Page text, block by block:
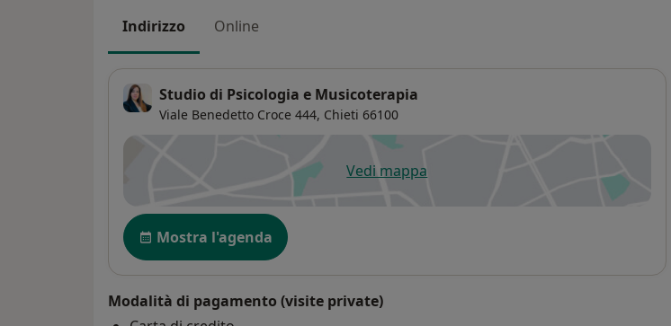
Indirizzo Online
Studio di Psicologia e Musicoterapia
Viale Benedetto Croce 444, Chieti 66100
Vedi mappasi apre in una nuova scheda
Disponibilità
Mostra l'agenda
Modalità di pagamento (visite private)